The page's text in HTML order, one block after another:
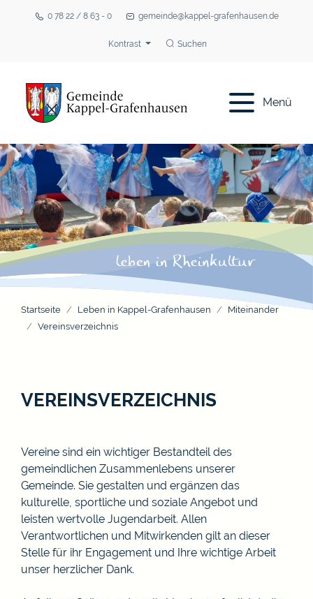
0 78 22 / 8 63 - 0 gemeinde@kappel-grafenhausen.de
Kontrast Suchen
Menü
Startseite Leben in Kappel-Grafenhausen
Miteinander
Vereinsverzeichnis
VEREINSVERZEICHNIS
Vereine sind ein wichtiger Bestandteil des
gemeindlichen Zusammenlebens unserer
Gemeinde. Sie gestalten und ergänzen das
kulturelle, sportliche und soziale Angebot und
leisten wertvolle Jugendarbeit. Allen
Verantwortlichen und Mitwirkenden gilt an dieser
Stelle für ihr Engagement und Ihre wichtige Arbeit
unser herzlicher Dank.